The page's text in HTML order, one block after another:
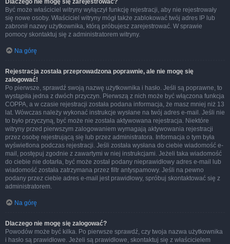
Dlaczego nie mogę się zarejestrować?
Być może właściciel witryny wyłączył funkcję rejestracji, aby nie rejestrowały
się nowe osoby. Właściciel witryny mógł także zablokować twój adres IP lub
zabronił nazwy użytkownika, którą próbujesz zarejestrować. W sprawie
pomocy skontaktuj się z administratorem witryny.
Na górę
Rejestracja została przeprowadzona poprawnie, ale nie mogę się
zalogować!
Po pierwsze, sprawdź swoją nazwę użytkownika i hasło. Jeśli są poprawne, to
wystąpiła jedna z dwóch przyczyn. Pierwszą z nich może być włączona funkcja
COPPA, a w czasie rejestracji została podana informacja, że masz mniej niż 13
lat. Wówczas należy wykonać instrukcje wysłane na twój adres e-mail. Jeśli nie
to było przyczyną, być może nie została aktywowana rejestracja. Niektóre
witryny przed pierwszym zalogowaniem wymagają aktywowania rejestracji
przez osobę rejestrującą się lub przez administratora. Informacja o tym była
wyświetlona podczas rejestracji. Jeśli została wysłana do ciebie wiadomość e-
mail, postępuj zgodnie z zawartymi w niej instrukcjami. Jeżeli taka wiadomość
do ciebie nie dotarła, być może został podany nieprawidłowy adres e-mail lub
wiadomość została zatrzymana przez filtr antyspamowy. Jeśli na pewno
podany przez ciebie adres e-mail jest prawidłowy, spróbuj skontaktować się z
administratorem.
Na górę
Dlaczego nie mogę się zalogować?
Powodów może być kilka. Po pierwsze sprawdź, czy twoja nazwa użytkownika
i hasło są prawidłowe. Jeżeli są prawidłowe, skontaktuj się z właścicielem